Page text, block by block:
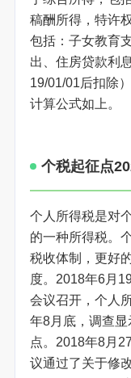
稿酬所得，特许
包括：子女教育
出、住房贷款利
19/01/01后扣除
计算公式如上。
个税起征点
个人所得税是对
的一种所得税。
税收体制，更好
度。2018年6月
会议召开，个人
年8月底，调查
点。2018年8月
议通过了关于修